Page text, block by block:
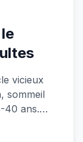
vicieux
sommeil
40 ans.